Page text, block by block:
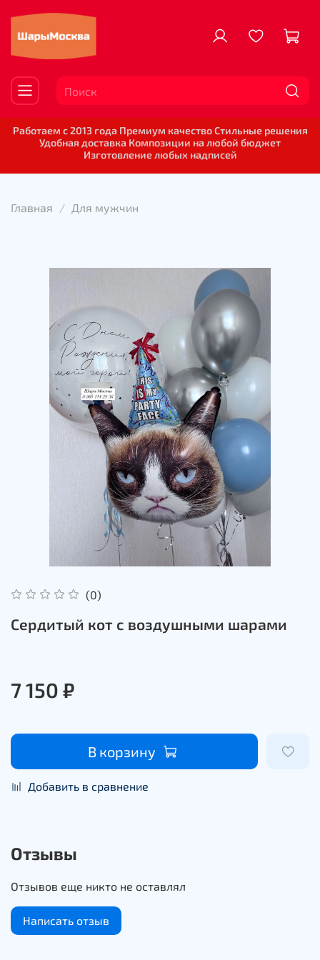
Работаем с 2013 года Премиум качество Стильные решения
Удобная доставка Композиции на любой бюджет
Изготовление любых надписей
Главная Для мужчин
(0)
Сердитый кот с воздушными шарами
7 150 ₽
В корзину
Добавить в сравнение
Отзывы
Отзывов еще никто не оставлял
Написать отзыв